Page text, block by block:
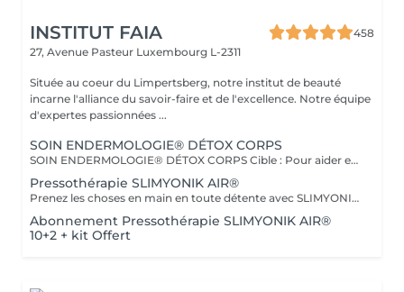
INSTITUT FAIA
458
27, Avenue Pasteur Luxembourg L-2311
Située au coeur du Limpertsberg, notre institut de beauté
incarne l'alliance du savoir-faire et de l'excellence. Notre équipe
d'expertes passionnées ...
SOIN ENDERMOLOGIE® DÉTOX CORPS
SOIN ENDERMOLOGIE® DÉTOX CORPS Cible : Pour aider et soulager toutes les personnes souffrant des symptômes de jambes lourdes, de sensation de gonflement, de lourdeur, de douleur. Actions : * Réactive les fonctions d'élimination de l'organisme * Active les échanges circulatoires * Elimine et draine les toxines * Stimule la circulation lymphatique Plus : Ce traitement est également conseillé pour les femmes enceintes. En complément du traitement, vous bénéficierez d'un massage manuel avec un Baume effet glacé.
Pressothérapie SLIMYONIK AIR®
Prenez les choses en main en toute détente avec SLIMYONIK® AIR. Le Bodystyler avec massages de pressothérapie assistés par ordinateur et inhalation d'oxygène active en douceur le système lymphatique, stimule le métabolisme et augmente le flux sanguin vers la peau et les tissus adipeux.
Abonnement Pressothérapie SLIMYONIK AIR®
10+2 + kit Offert